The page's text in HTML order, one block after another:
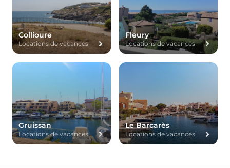
Collioure
Locations de vacances
Fleury
Locations de vacances
Gruissan
Locations de vacances
Le Barcarès
Locations de vacances